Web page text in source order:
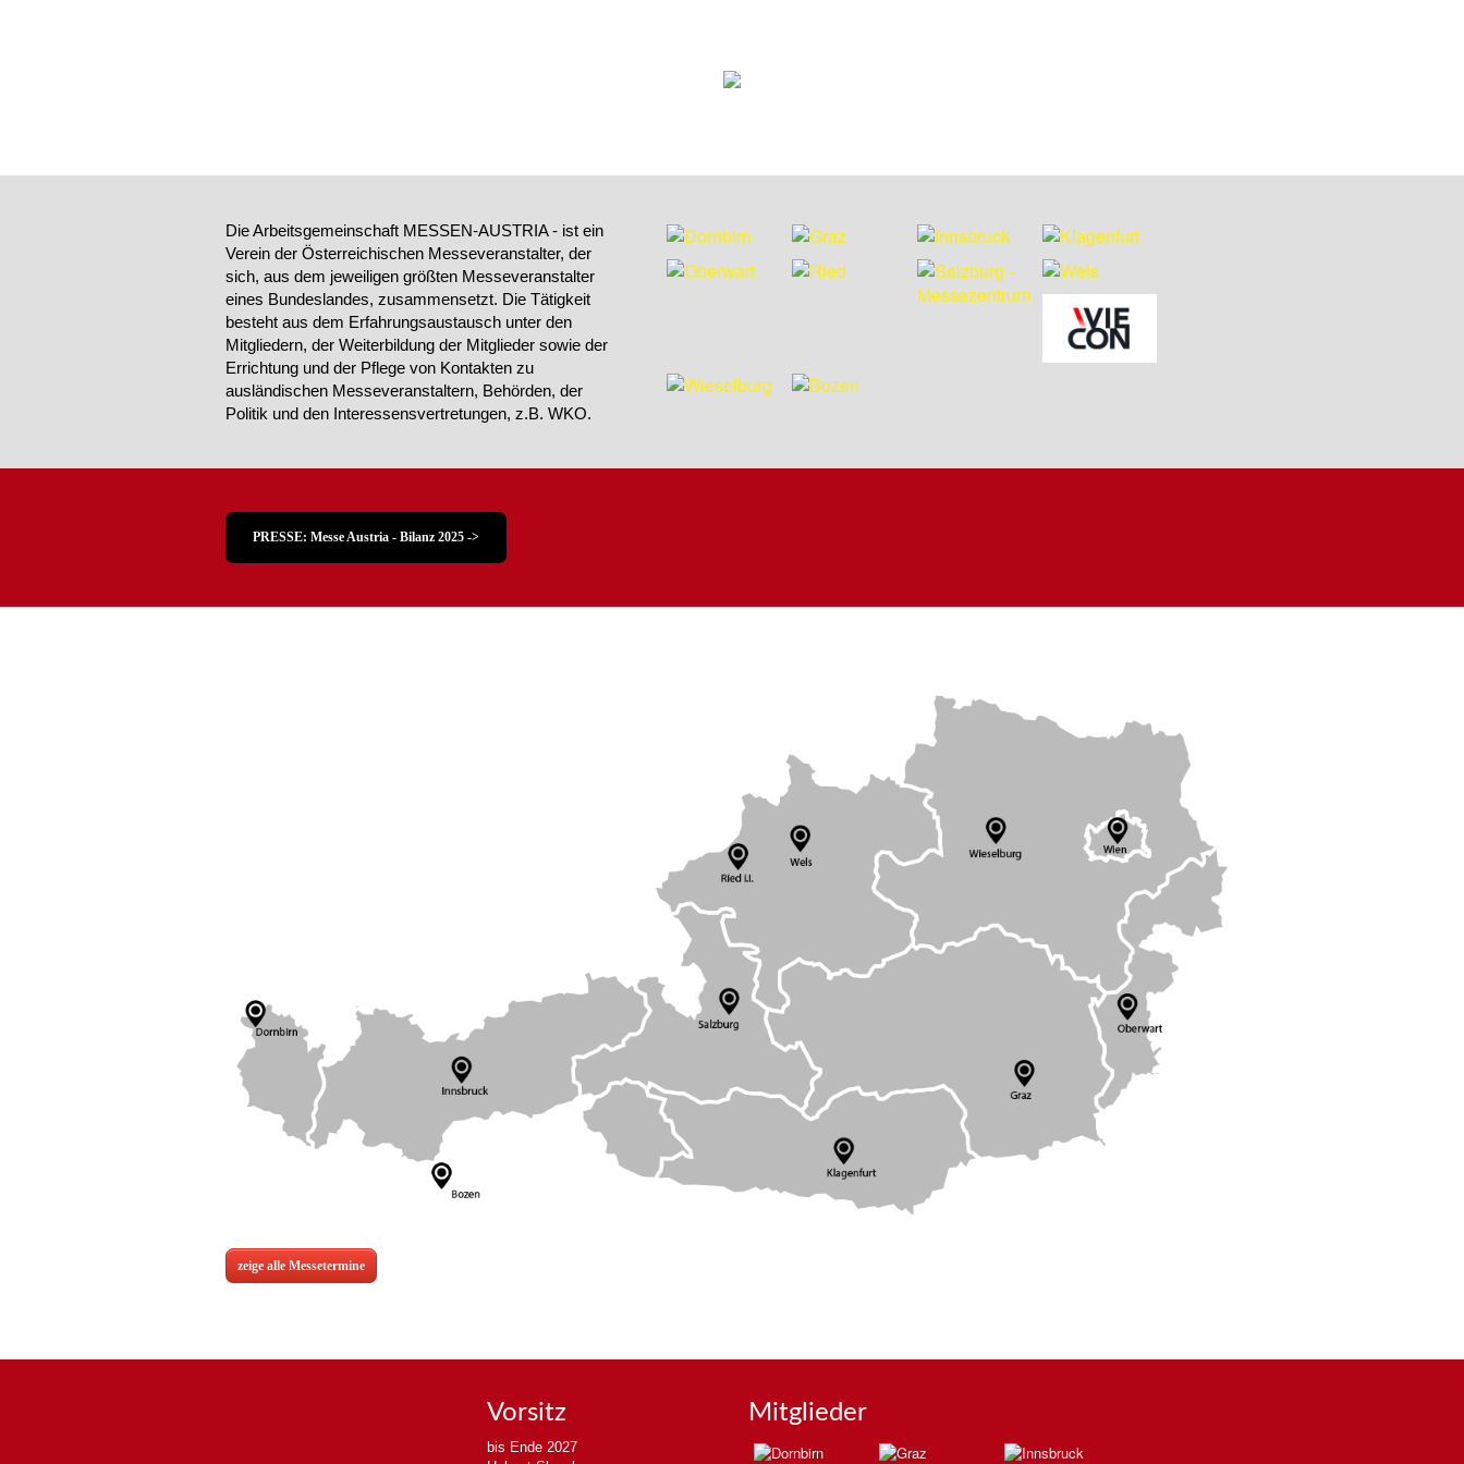
Die Arbeitsgemeinschaft MESSEN-AUSTRIA - ist ein
Verein der Österreichischen Messeveranstalter, der
sich, aus dem jeweiligen größten Messeveranstalter
eines Bundeslandes, zusammensetzt. Die Tätigkeit
besteht aus dem Erfahrungsaustausch unter den
Mitgliedern, der Weiterbildung der Mitglieder sowie der
Errichtung und der Pflege von Kontakten zu
ausländischen Messeveranstaltern, Behörden, der
Politik und den Interessensvertretungen, z.B. WKO.
PRESSE: Messe Austria - Bilanz 2025 ->
zeige alle Messetermine
Vorsitz
bis Ende 2027
Mitglieder